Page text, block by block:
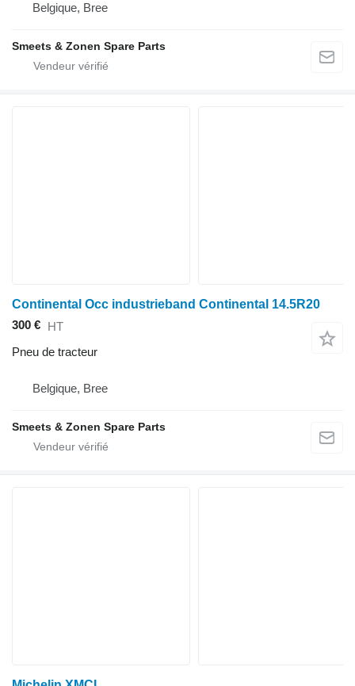
Belgique, Bree
Smeets & Zonen Spare Parts
Continental Occ industrieband Continental 14.5R20
300 € HT
Pneu de tracteur
Belgique, Bree
Smeets & Zonen Spare Parts